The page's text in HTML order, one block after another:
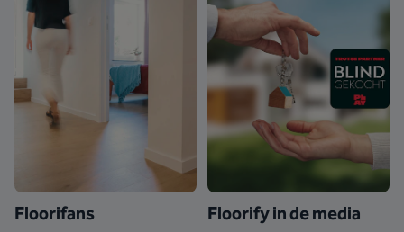
Floorifans Floorify in de media